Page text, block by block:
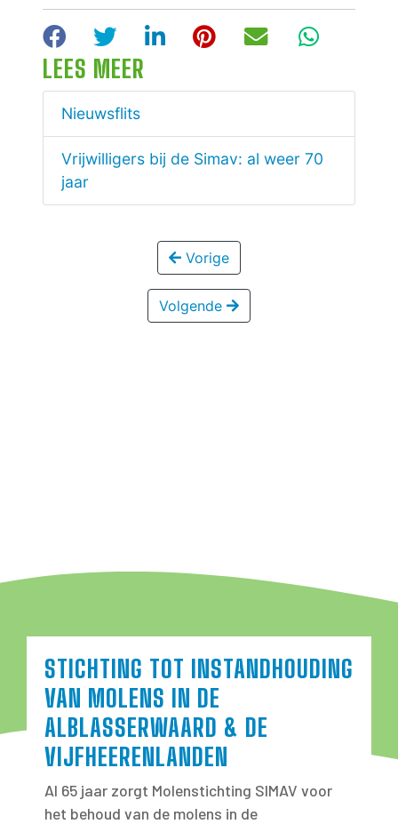
FacebookTwitterLinkedInPinterest
E-mail
LEES MEER
Nieuwsflits
Vrijwilligers bij de Simav: al weer 70
jaar
Vorige
Volgende
STICHTING TOT INSTANDHOUDING
VAN MOLENS IN DE
ALBLASSERWAARD & DE
VIJFHEERENLANDEN
Al 65 jaar zorgt Molenstichting SIMAV voor
het behoud van de molens in de